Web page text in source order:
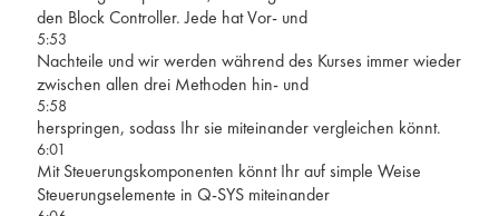
den Block Controller. Jede hat Vor- und
5:53
Nachteile und wir werden während des Kurses immer wieder
zwischen allen drei Methoden hin- und
5:58
herspringen, sodass Ihr sie miteinander vergleichen könnt.
6:01
Mit Steuerungskomponenten könnt Ihr auf simple Weise
Steuerungselemente in Q-SYS miteinander